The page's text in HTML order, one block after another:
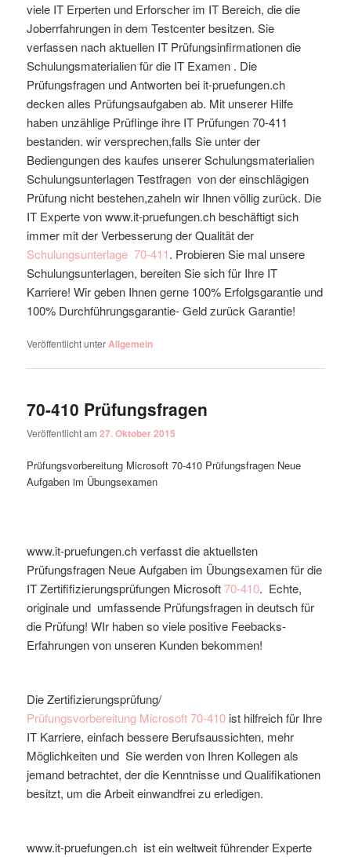
viele IT Erperten und Erforscher im IT Bereich, die die
Joberrfahrungen in dem Testcenter besitzen. Sie
verfassen nach aktuellen IT Prüfungsinfirmationen die
Schulungsmaterialien für die IT Examen . Die
Prüfungsfragen und Antworten bei it-pruefungen.ch
decken alles Prüfungsaufgaben ab. Mit unserer Hilfe
haben unzählige Prüflinge ihre IT Prüfungen 70-411
bestanden. wir versprechen,falls Sie unter der
Bediengungen des kaufes unserer Schulungsmaterialien
Schulungsunterlagen Testfragen von der einschlägigen
Prüfung nicht bestehen,zaheln wir Ihnen völlig zurück. Die
IT Experte von www.it-pruefungen.ch beschäftigt sich
immer mit der Verbesserung der Qualität der
Schulungsunterlage 70-411. Probieren Sie mal unsere
Schulungsunterlagen, bereiten Sie sich für Ihre IT
Karriere! Wir geben Ihnen gerne 100% Erfolgsgarantie und
100% Durchführungsgarantie- Geld zurück Garantie!
Veröffentlicht unterAllgemein
70-410 Prüfungsfragen
Veröffentlicht am27. Oktober 2015
Prüfungsvorbereitung Microsoft 70-410 Prüfungsfragen Neue
Aufgaben im Übungsexamen
www.it-pruefungen.ch verfasst die aktuellsten
Prüfungsfragen Neue Aufgaben im Übungsexamen für die
IT Zertififizierungsprüfungen Microsoft70-410. Echte,
originale und umfassende Prüfungsfragen in deutsch für
die Prüfung! WIr haben so viele positive Feebacks-
Erfahrungen von unseren Kunden bekommen!
Die Zertifizierungsprüfung/
Prüfungsvorbereitung Microsoft70-410 ist hilfreich für Ihre
IT Karriere, einfach bessere Berufsaussichten, mehr
Möglichkeiten und Sie werden von Ihren Kollegen als
jemand betrachtet, der die Kenntnisse und Qualifikationen
besitzt, um die Arbeit einwandfrei zu erledigen.
www.it-pruefungen.ch ist ein weltweit führender Experte